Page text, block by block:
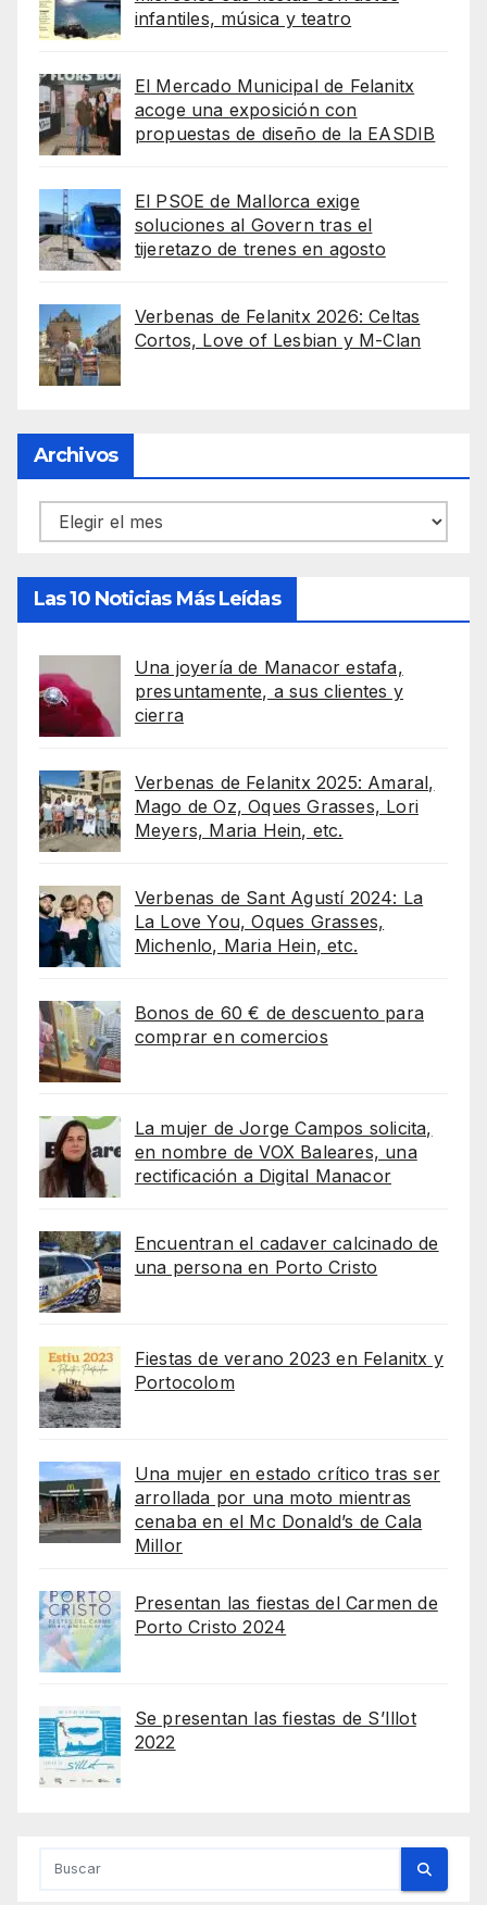
infantiles, música y teatro
El Mercado Municipal de Felanitx
acoge una exposición con
propuestas de diseño de la EASDIB
El PSOE de Mallorca exige
soluciones al Govern tras el
tijeretazo de trenes en agosto
Verbenas de Felanitx 2026: Celtas
Cortos, Love of Lesbian y M-Clan
Archivos
Archivos
Las 10 Noticias Más Leídas
Una joyería de Manacor estafa,
presuntamente, a sus clientes y
cierra
Verbenas de Felanitx 2025: Amaral,
Mago de Oz, Oques Grasses, Lori
Meyers, Maria Hein, etc.
Verbenas de Sant Agustí 2024: La
La Love You, Oques Grasses,
Michenlo, Maria Hein, etc.
Bonos de 60 € de descuento para
comprar en comercios
La mujer de Jorge Campos solicita,
en nombre de VOX Baleares, una
rectificación a Digital Manacor
Encuentran el cadaver calcinado de
una persona en Porto Cristo
Fiestas de verano 2023 en Felanitx y
Portocolom
Una mujer en estado crítico tras ser
arrollada por una moto mientras
cenaba en el Mc Donald’s de Cala
Millor
Presentan las fiestas del Carmen de
Porto Cristo 2024
Se presentan las fiestas de S’Illot
2022